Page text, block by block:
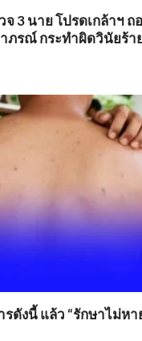
จ 3 นาย โปรดเกล้าฯ ถ
ภรณ์ กระทำผิดวินัยร้า
รดังนี้ แล้ว “รักษาไม่หา